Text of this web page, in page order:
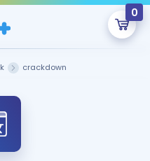
0
Boş.
onlarca eğitim seni
crackdown